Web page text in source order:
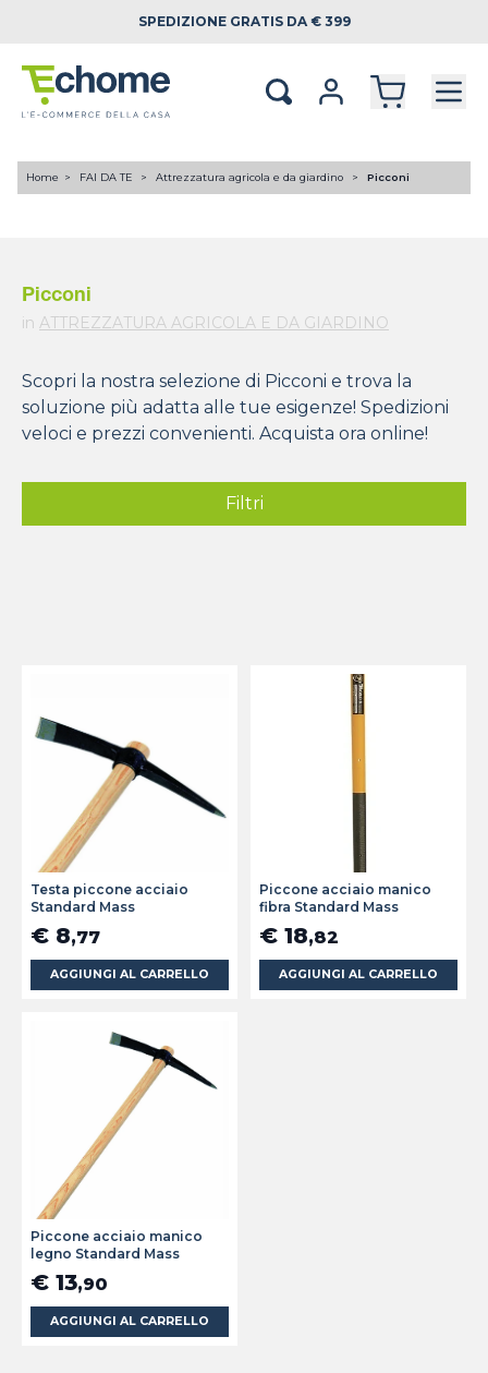
SPEDIZIONE GRATIS DA € 399
Home FAI DA TE Attrezzatura agricola e da giardino Picconi
Picconi
in ATTREZZATURA AGRICOLA E DA GIARDINO
Scopri la nostra selezione di Picconi e trova la
soluzione più adatta alle tue esigenze! Spedizioni
veloci e prezzi convenienti. Acquista ora online!
Filtri
Testa piccone acciaio
Standard Mass
€ 8,77
AGGIUNGI AL CARRELLO
Piccone acciaio manico
fibra Standard Mass
€ 18,82
AGGIUNGI AL CARRELLO
Piccone acciaio manico
legno Standard Mass
€ 13,90
AGGIUNGI AL CARRELLO